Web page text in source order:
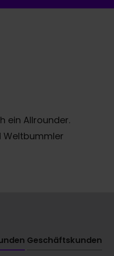
ein Allrounder.
Weltbummler
Geschäftskunden